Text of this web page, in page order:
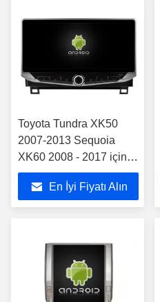
Toyota Tundra XK50
2007-2013 Sequoia
XK60 2008 - 2017 için
Mobil Tutucu ile 10.88
"EkranEn İyi Fiyatı Alın